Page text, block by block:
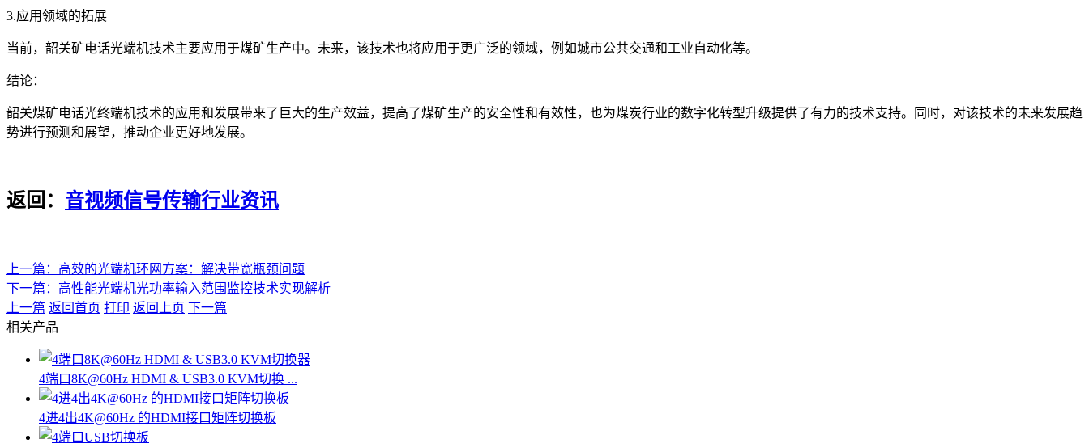
3.应用领域的拓展
当前，韶关矿电话光端机技术主要应用于煤矿生产中。未来，该技术也将应用于更广泛的领域，例如城市公共交通和工业自动化等。
结论：
韶关煤矿电话光终端机技术的应用和发展带来了巨大的生产效益，提高了煤矿生产的安全性和有效性，也为煤炭行业的数字化转型升级提供了有力的技术支持。同时，对该技术的未来发展趋
势进行预测和展望，推动企业更好地发展。
返回： 音视频信号传输行业资讯
上一篇：高效的光端机环网方案：解决带宽瓶颈问题
下一篇：高性能光端机光功率输入范围监控技术实现解析
上一篇 返回首页 打印 返回上页 下一篇
相关产品
4端口8K@60Hz HDMI & USB3.0 KVM切换 ...
4进4出4K@60Hz 的HDMI接口矩阵切换板